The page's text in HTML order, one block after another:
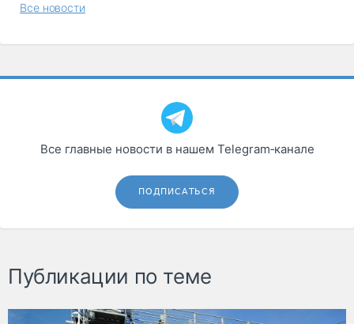
Все новости
Все главные новости в нашем Telegram‑канале
ПОДПИСАТЬСЯ
Публикации по теме